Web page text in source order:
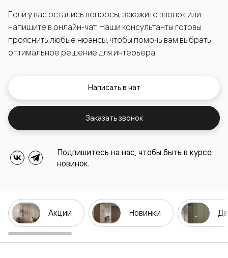
Если у вас остались вопросы, закажите звонок или
напишите в онлайн-чат. Наши консультанты готовы
прояснить любые нюансы, чтобы помочь вам выбрать
оптимальное решение для интерьера.
Написать в чат
Заказать звонок
Подпишитесь на нас, чтобы быть в курсе
новинок.
Акции Новинки